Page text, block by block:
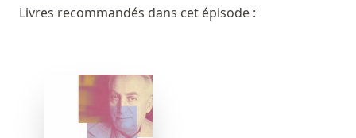
Livres recommandés dans cet épisode :